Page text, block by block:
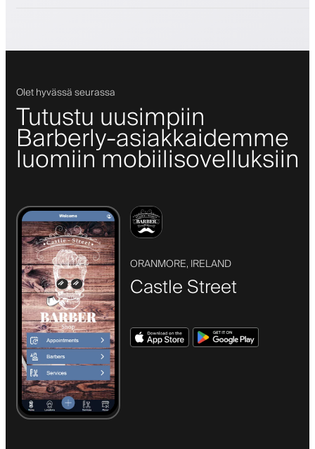
Olet hyvässä seurassa
Tutustu uusimpiin
Barberly-asiakkaidemme
luomiin mobiilisovelluksiin
ORANMORE, IRELAND
Castle Street